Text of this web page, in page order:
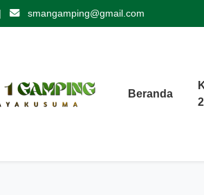
| smangamping@gmail.com
Beranda